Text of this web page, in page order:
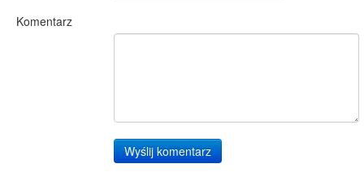
Komentarz
Wyślij komentarz